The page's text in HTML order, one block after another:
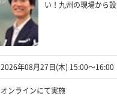
い！九州の現場から設
2026年08月27日(木) 15:00〜16:00
オンラインにて実施